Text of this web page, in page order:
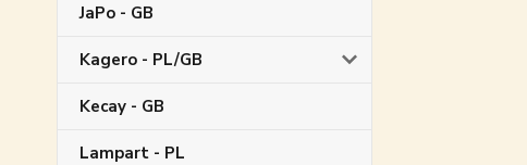
JaPo - GB
Kagero - PL/GB
Kecay - GB
Lampart - PL